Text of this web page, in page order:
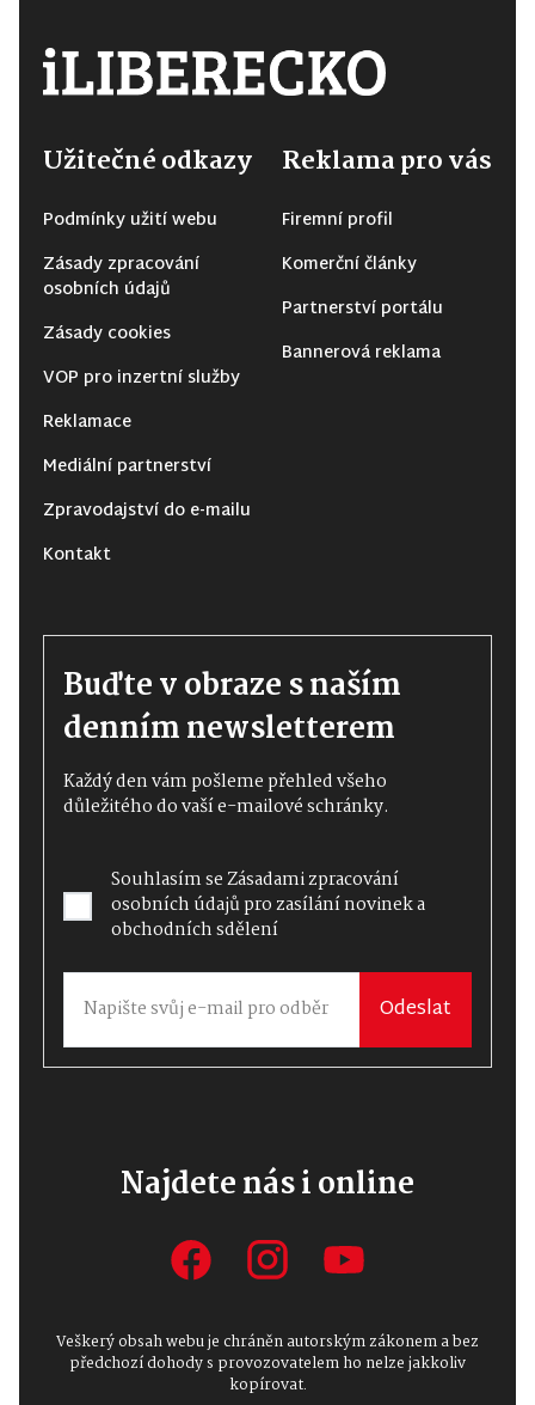
Užitečné odkazy
Podmínky užití webu
Zásady zpracování
osobních údajů
Zásady cookies
VOP pro inzertní služby
Reklamace
Mediální partnerství
Zpravodajství do e-mailu
Kontakt
Reklama pro vás
Firemní profil
Komerční články
Partnerství portálu
Bannerová reklama
Buďte v obraze s naším
denním newsletterem
Každý den vám pošleme přehled všeho
důležitého do vaší e-mailové schránky.
Souhlasím seZásadami zpracování
osobních údajůpro zasílání novinek a
obchodních sdělení
Odeslat
Najdete nás i online
Veškerý obsah webu je chráněn autorským zákonem a bez
předchozí dohody s provozovatelem ho nelze jakkoliv
kopírovat.